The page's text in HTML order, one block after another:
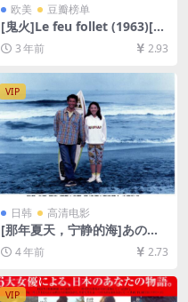
欧美 豆瓣榜单
[鬼火]Le feu follet (1963)[百
度网盘+夸克网盘1080P超清
未删减资源][网盘在线播放/下
载][MP4/7GB][中文字幕]
3 年前 2.93
VIP
日韩 高清电影
[那年夏天，宁静的海]あの
夏、いちばん静かな海。 (199
1)[百度网盘+迅雷云盘资源10
[日语中字]
4 年前 2.73
VIP